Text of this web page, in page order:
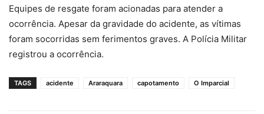
Equipes de resgate foram acionadas para atender a
ocorrência. Apesar da gravidade do acidente, as vítimas
foram socorridas sem ferimentos graves. A Polícia Militar
registrou a ocorrência.
TAGS acidente Araraquara capotamento O Imparcial